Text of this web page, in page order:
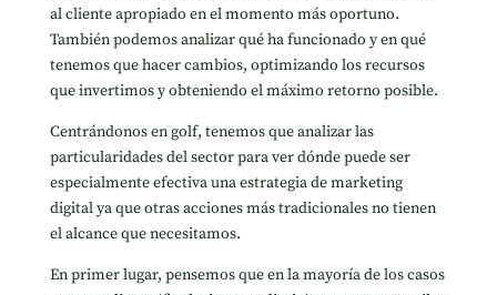
al cliente apropiado en el momento más oportuno.
También podemos analizar qué ha funcionado y en qué
tenemos que hacer cambios, optimizando los recursos
que invertimos y obteniendo el máximo retorno posible.
Centrándonos en golf, tenemos que analizar las
particularidades del sector para ver dónde puede ser
especialmente efectiva una estrategia de marketing
digital ya que otras acciones más tradicionales no tienen
el alcance que necesitamos.
En primer lugar, pensemos que en la mayoría de los casos